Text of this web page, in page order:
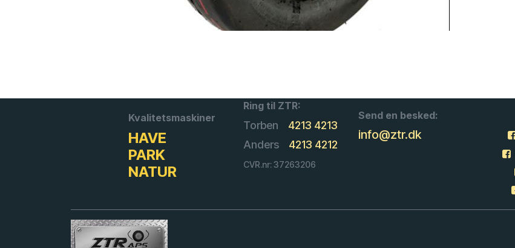
Kvalitetsmaskiner
HAVE
PARK
NATUR
Ring til ZTR:
Torben
4213 4213
Anders
4213 4212
CVR.nr: 37263206
Send en besked:
info@ztr.dk